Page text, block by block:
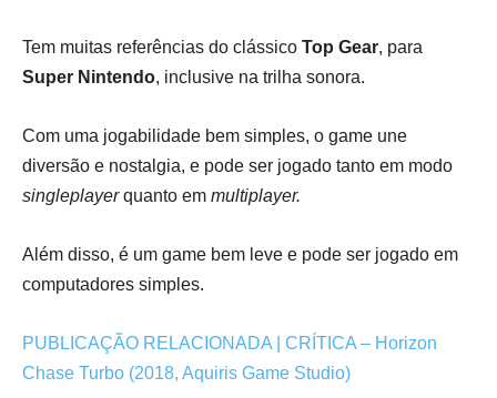
Tem muitas referências do clássico Top Gear, para
Super Nintendo, inclusive na trilha sonora.
Com uma jogabilidade bem simples, o game une
diversão e nostalgia, e pode ser jogado tanto em modo
singleplayerquanto em multiplayer.
Além disso, é um game bem leve e pode ser jogado em
computadores simples.
PUBLICAÇÃO RELACIONADA | CRÍTICA – Horizon
Chase Turbo (2018, Aquiris Game Studio)